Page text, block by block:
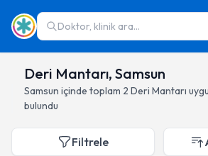
Doktor, klinik ara...
Deri Mantarı, Samsun
Samsun içinde toplam 2 Deri Mantarı
bulundu
Filtrele